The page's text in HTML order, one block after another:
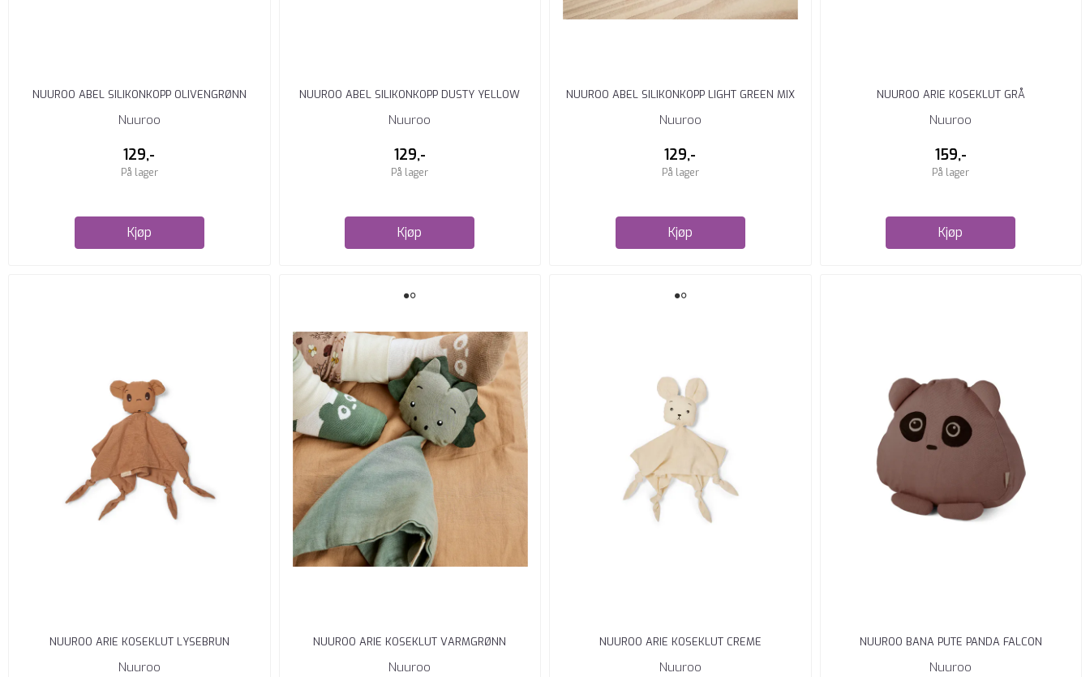
NUUROO ABEL SILIKONKOPP OLIVENGRØNN
Nuuroo
129,-
På lager
Kjøp
NUUROO ABEL SILIKONKOPP DUSTY YELLOW
Nuuroo
129,-
På lager
Kjøp
NUUROO ABEL SILIKONKOPP LIGHT GREEN MIX
Nuuroo
129,-
På lager
Kjøp
NUUROO ARIE KOSEKLUT GRÅ
Nuuroo
159,-
På lager
Kjøp
NUUROO ARIE KOSEKLUT LYSEBRUN
Nuuroo
NUUROO ARIE KOSEKLUT VARMGRØNN
Nuuroo
NUUROO ARIE KOSEKLUT CREME
Nuuroo
NUUROO BANA PUTE PANDA FALCON
Nuuroo